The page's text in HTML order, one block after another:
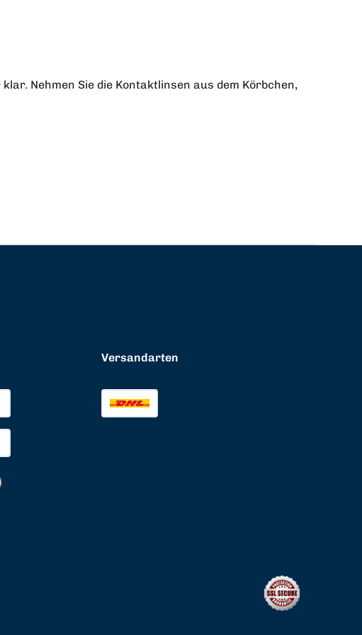
Nehmen Sie die Kontaktlinsen aus dem Körbchen,
Versandarten